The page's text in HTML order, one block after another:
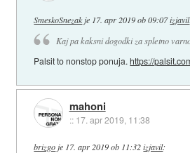
SmeskoSnezakje 17. apr 2019 ob 09:07izjavil
Kaj pa kaksni dogodki za spletno
Palsit to nonstop ponuja.https://
mahoni
:: 17. apr 2019, 11:38
brizgo je 17. apr 2019 ob 11:32 izjavil: